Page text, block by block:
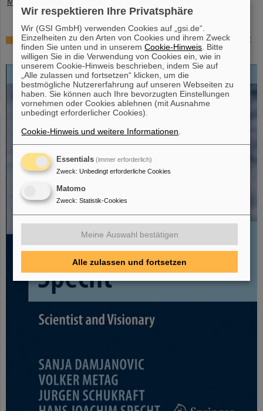
Open-Access-Buch „Hans Joachim Specht
– Scientist and Visionary“ erschienen
Wir respektieren Ihre Privatsphäre
Wir (GSI GmbH) verwenden Cookies auf „gsi.de“.
Einzelheiten zu den Arten von Cookies und ihrem Zweck
finden Sie unten und in unseremCookie-Hinweis . Bitte
willigen Sie in die Verwendung von Cookies ein, wie in
unserem Cookie-Hinweis beschrieben, indem Sie auf
„Alle zulassen und fortsetzen“ klicken, um die
bestmögliche Nutzererfahrung auf unseren Webseiten zu
haben. Sie können auch Ihre bevorzugten Einstellungen
vornehmen oder Cookies ablehnen (mit Ausnahme
unbedingt erforderlicher Cookies).
Cookie-Hinweis und weitere Informationen
Essentials (immer erforderlich)
Zweck: Unbedingt erforderliche Cookies
Matomo
Zweck: Statistik-Cookies
Meine Auswahl bestätigen
Alle zulassen und fortsetzen